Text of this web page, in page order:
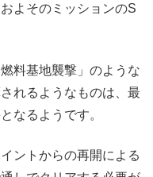
よそのミッションのS
料基地襲撃」のような
れるようなものは、最
なるようです。
ントからの再開による